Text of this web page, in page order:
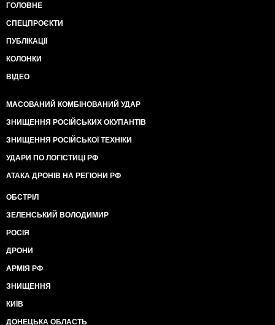
ГОЛОВНЕ
СПЕЦПРОЄКТИ
ПУБЛІКАЦІЇ
КОЛОНКИ
ВІДЕО
МАСОВАНИЙ КОМБІНОВАНИЙ УДАР
ЗНИЩЕННЯ РОСІЙСЬКИХ ОКУПАНТІВ
ЗНИЩЕННЯ РОСІЙСЬКОЇ ТЕХНІКИ
УДАРИ ПО ЛОГІСТИЦІ РФ
АТАКА ДРОНІВ НА РЕГІОНИ РФ
ОБСТРІЛ
ЗЕЛЕНСЬКИЙ ВОЛОДИМИР
РОСІЯ
ДРОНИ
АРМІЯ РФ
ЗНИЩЕННЯ
КИЇВ
ДОНЕЦЬКА ОБЛАСТЬ